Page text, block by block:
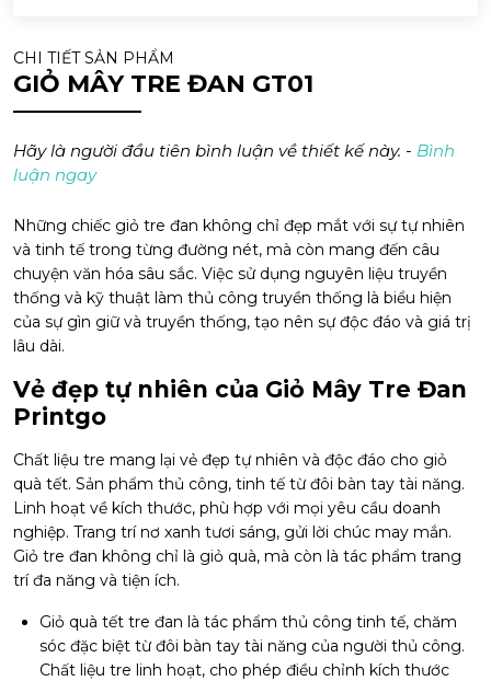
CHI TIẾT SẢN PHẨM
GIỎ MÂY TRE ĐAN GT01
Hãy là người đầu tiên bình luận về thiết kế này. - Bình
luận ngay
Những chiếc giỏ tre đan không chỉ đẹp mắt với sự tự nhiên
và tinh tế trong từng đường nét, mà còn mang đến câu
chuyện văn hóa sâu sắc. Việc sử dụng nguyên liệu truyền
thống và kỹ thuật làm thủ công truyền thống là biểu hiện
của sự gìn giữ và truyền thống, tạo nên sự độc đáo và giá trị
lâu dài.
Vẻ đẹp tự nhiên của Giỏ Mây Tre Đan
Printgo
Chất liệu tre mang lại vẻ đẹp tự nhiên và độc đáo cho giỏ
quà tết. Sản phẩm thủ công, tinh tế từ đôi bàn tay tài năng.
Linh hoạt về kích thước, phù hợp với mọi yêu cầu doanh
nghiệp. Trang trí nơ xanh tươi sáng, gửi lời chúc may mắn.
Giỏ tre đan không chỉ là giỏ quà, mà còn là tác phẩm trang
trí đa năng và tiện ích.
Giỏ quà tết tre đan là tác phẩm thủ công tinh tế, chăm
sóc đặc biệt từ đôi bàn tay tài năng của người thủ công.
Chất liệu tre linh hoạt, cho phép điều chỉnh kích thước